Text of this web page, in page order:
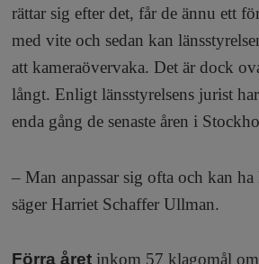
rättar sig efter det, får de ännu ett
med vite och sedan kan
att kameraövervaka. Det är dock
långt. Enligt länsstyrelsens jurist
enda gång de senaste åren i
– Man anpassar sig ofta och kan
säger Harriet Schaffer Ullman.
Förra året inkom 57 klagomål om